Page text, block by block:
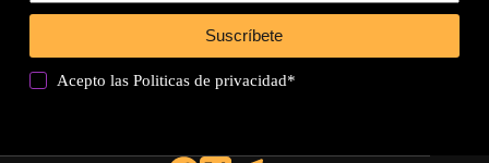
Suscríbete
Acepto lasPoliticas de privacidad*